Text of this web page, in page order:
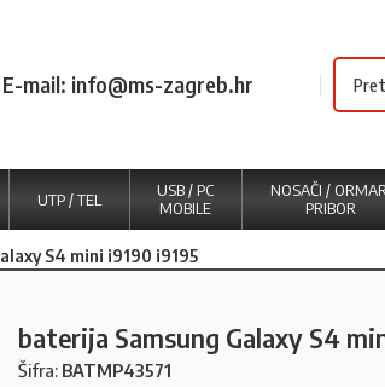
E-mail: info@ms-zagreb.hr
UTP / TEL
USB / PC
MOBILE
NOSAČI /
PRIBOR
S4 mini i9190 i9195
baterija Samsung Galaxy S4
Šifra: BATMP43571